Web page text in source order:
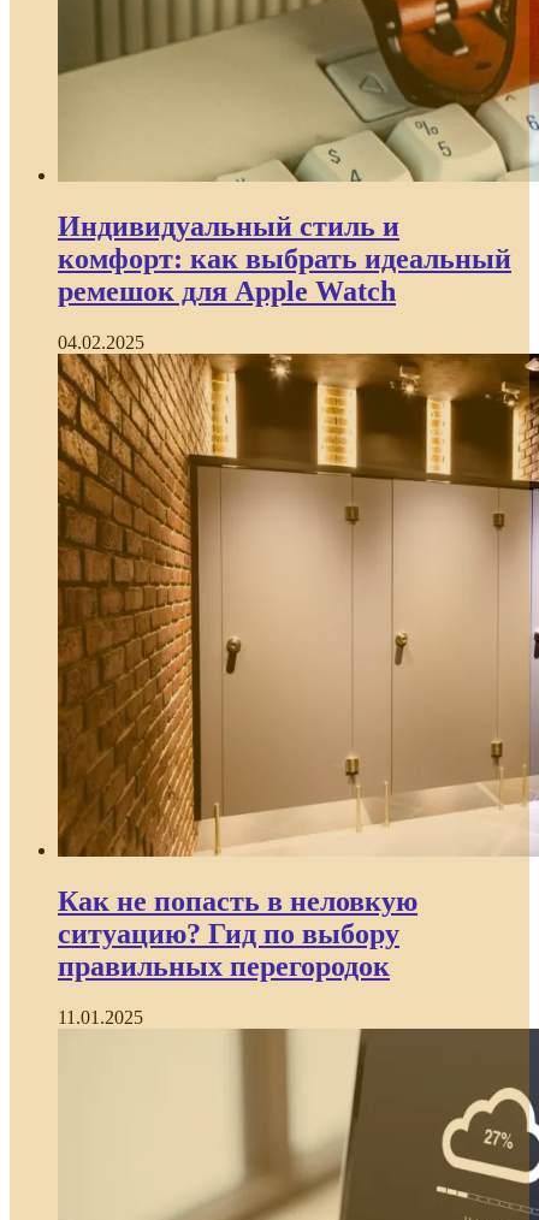
Индивидуальный стиль и
комфорт: как выбрать идеальный
ремешок для Apple Watch
04.02.2025
Как не попасть в неловкую
ситуацию? Гид по выбору
правильных перегородок
11.01.2025